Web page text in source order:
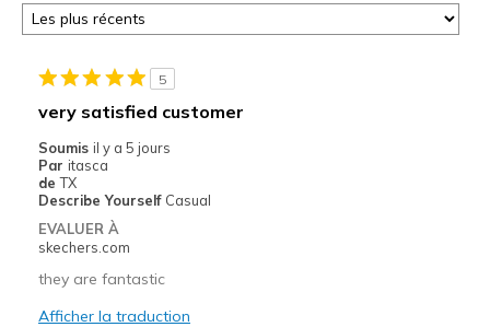
5
very satisfied customer
Soumis il y a 5 jours
Par itasca
de TX
Describe Yourself Casual
EVALUER À
skechers.com
they are fantastic
Afficher la traduction